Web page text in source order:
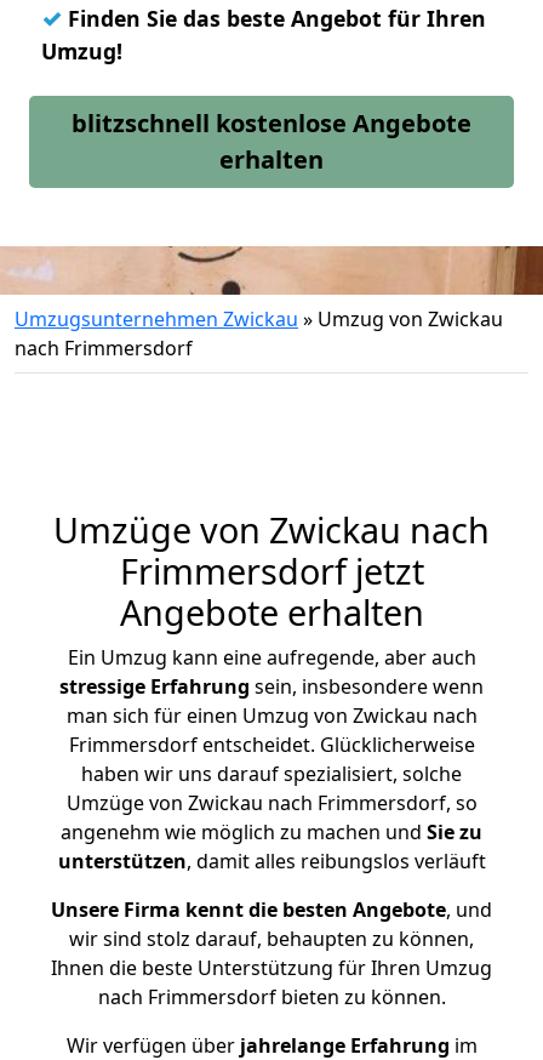
✓ Finden Sie das beste Angebot für Ihren
Umzug!
blitzschnell kostenlose Angebote
erhalten
Umzugsunternehmen Zwickau » Umzug von Zwickau
nach Frimmersdorf
Umzüge von Zwickau nach
Frimmersdorf jetzt
Angebote erhalten
Ein Umzug kann eine aufregende, aber auch
stressige Erfahrung sein, insbesondere wenn
man sich für einen Umzug von Zwickau nach
Frimmersdorf entscheidet. Glücklicherweise
haben wir uns darauf spezialisiert, solche
Umzüge von Zwickau nach Frimmersdorf, so
angenehm wie möglich zu machen und Sie zu
unterstützen, damit alles reibungslos verläuft
Unsere Firma kennt die besten Angebote, und
wir sind stolz darauf, behaupten zu können,
Ihnen die beste Unterstützung für Ihren Umzug
nach Frimmersdorf bieten zu können.
Wir verfügen überjahrelange Erfahrung im